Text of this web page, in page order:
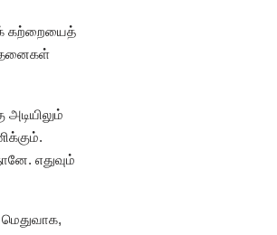
கற்றையைத்
எதுவும்